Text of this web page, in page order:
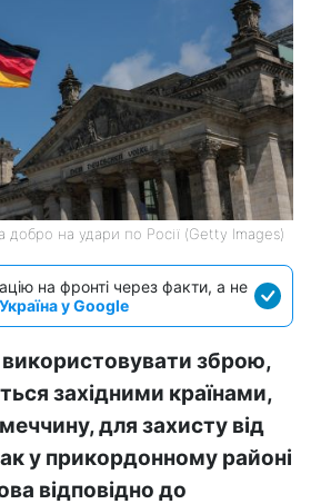
добро на удари по Росії (Getty Images)
на фронті через факти, а не
у Google
зброю,
західними країнами,
для захисту від
у прикордонному районі
відповідно до